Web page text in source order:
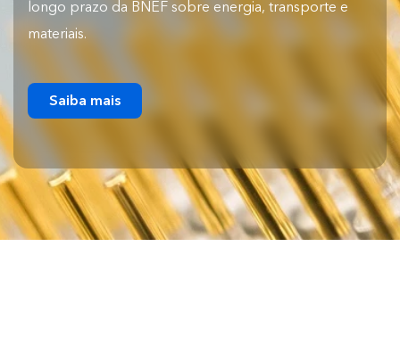
longo prazo da BNEF sobre energia, transporte e
materiais.
Saiba mais